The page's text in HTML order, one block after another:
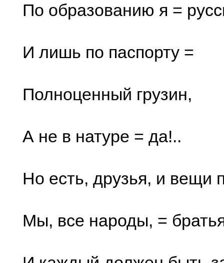
По образованию я =
И лишь по паспорту =
Полноценный грузин,
А не в натуре = да!..
Но есть, друзья, и вещи
Мы, все народы, =